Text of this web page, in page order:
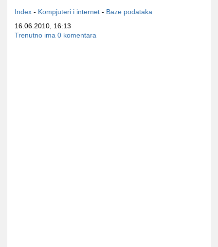
Index - Kompjuteri i internet - Baze podataka
16.06.2010, 16:13
Trenutno ima 0 komentara